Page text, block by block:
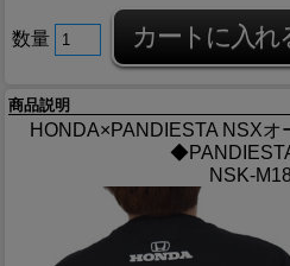
数量
商品説明
HONDA×PANDIESTA NSXオ
NSK-